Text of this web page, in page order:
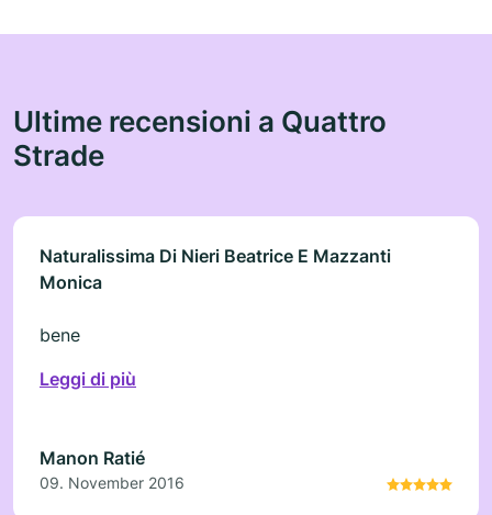
Ultime recensioni a Quattro
Strade
Naturalissima Di Nieri Beatrice E Mazzanti
Monica
bene
Leggi di più
Manon Ratié
09. November 2016